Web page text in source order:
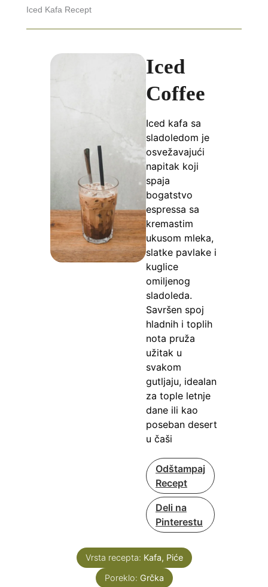
Iced Kafa Recept
Iced
Coffee
Iced kafa sa
sladoledom je
osvežavajući
napitak koji
spaja
bogatstvo
espressa sa
kremastim
ukusom mleka,
slatke pavlake i
kuglice
omiljenog
sladoleda.
Savršen spoj
hladnih i toplih
nota pruža
užitak u
svakom
gutljaju, idealan
za tople letnje
dane ili kao
poseban desert
u čaši
Odštampaj
Recept
Deli na
Pinterestu
Vrsta recepta: Kafa, Piće
Poreklo: Grčka